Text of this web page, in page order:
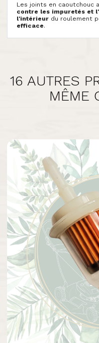
Les joints en caoutchouc
contre les impuretés et
l'intérieurdu roulement
efficace.
16 AUTRES
MÊME